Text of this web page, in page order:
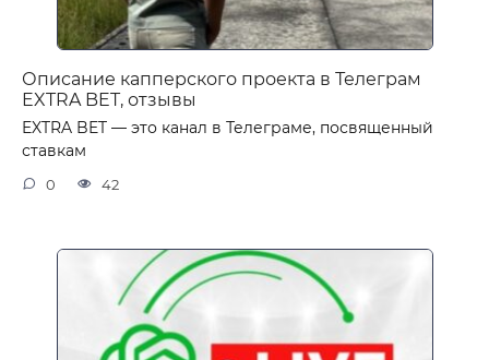
Описание капперского проекта в Телеграм
EXTRA BET, отзывы
EXTRA BET — это канал в Телеграме, посвященный
ставкам
0 42